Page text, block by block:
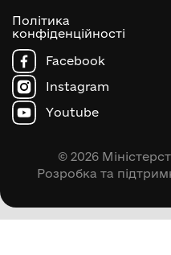
Політика
конфіденційності
Facebook
Instagram
Youtube
© 2026
Розробка та